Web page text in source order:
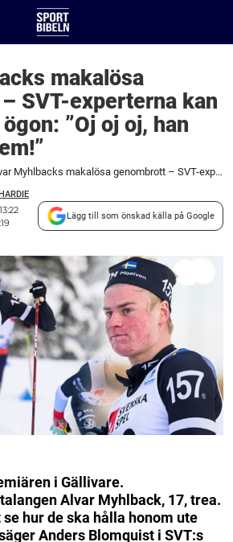
makalösa
SVT-experterna kan
”Oj oj oj, han
Alvar Myhlbacks makalösa genombrott – SVT-experterna kan inte tro sina ögon: "Oj oj oj, han leker med dem!"
Lägg till som önskad källa på Google
i Gällivare.
Alvar Myhlback, 17, trea.
hur de ska hålla honom ute
Anders Blomquist i SVT:s